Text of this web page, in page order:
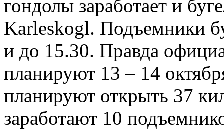
гондолы заработает и
Karleskogl. Подъемники
и до 15.30. Правда
планируют 13 – 14
планируют открыть 37
заработают 10